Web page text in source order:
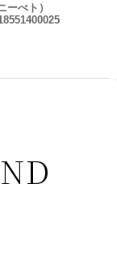
ぺト）